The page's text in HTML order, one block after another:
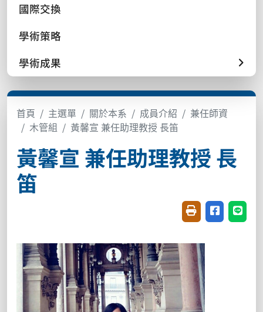
國際交換
學術策略
學術成果
首頁 主選單 關於本系 成員介紹
兼任師資
木管組
黃馨宣 兼任助理教授 長笛
黃馨宣 兼任助理教授 長
笛
友善列印(開新視
分享至臉書
分享